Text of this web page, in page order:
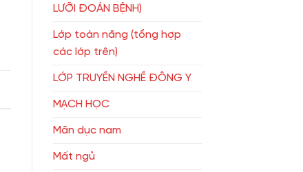
LƯỠI ĐOÁN BỆNH)
Lớp toàn năng (tổng hợp
các lớp trên)
LỚP TRUYỀN NGHỀ ĐÔNG Y
MẠCH HỌC
Mãn dục nam
Mất ngủ